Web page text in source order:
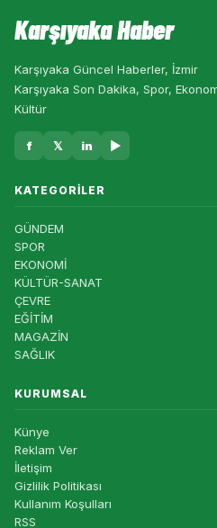
Karşıyaka Haber
Karşıyaka Güncel Haberler, İzmir
Karşıyaka Son Dakika, Spor,
Kültür
f 𝕏 in ▶
KATEGORILER
GÜNDEM
SPOR
EKONOMİ
KÜLTÜR-SANAT
ÇEVRE
EĞİTİM
MAGAZİN
SAĞLIK
KURUMSAL
Künye
Reklam Ver
İletişim
Gizlilik Politikası
Kullanım Koşulları
RSS